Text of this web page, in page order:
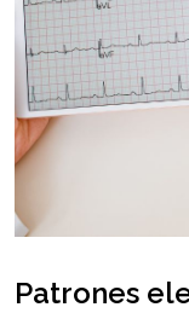
Patrones